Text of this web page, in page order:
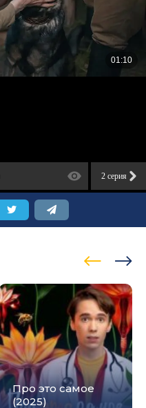
2 серия
Про это самое
(2025)